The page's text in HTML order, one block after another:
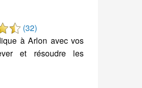
(32)
à Arlon avec vos
et résoudre les